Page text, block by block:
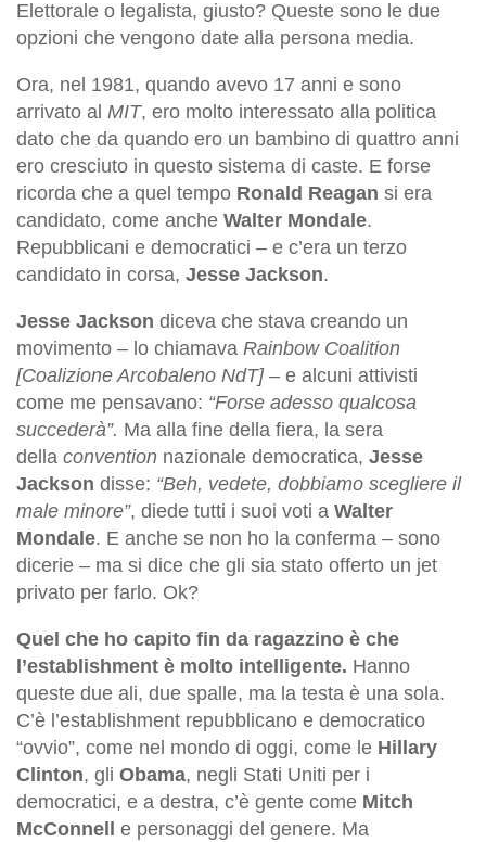
Elettorale o legalista, giusto? Queste sono le due
opzioni che vengono date alla persona media.
Ora, nel 1981, quando avevo 17 anni e sono
arrivato al MIT, ero molto interessato alla politica
dato che da quando ero un bambino di quattro anni
ero cresciuto in questo sistema di caste. E forse
ricorda che a quel tempo Ronald Reagan si era
candidato, come anche Walter Mondale.
Repubblicani e democratici – e c’era un terzo
candidato in corsa, Jesse Jackson.
Jesse Jackson diceva che stava creando un
movimento – lo chiamava Rainbow Coalition
[Coalizione Arcobaleno NdT]– e alcuni attivisti
come me pensavano: “Forse adesso qualcosa
succederà”. Ma alla fine della fiera, la sera
della convention nazionale democratica, Jesse
Jackson disse: “Beh, vedete, dobbiamo scegliere il
male minore”, diede tutti i suoi voti a Walter
Mondale. E anche se non ho la conferma – sono
dicerie – ma si dice che gli sia stato offerto un jet
privato per farlo. Ok?
Quel che ho capito fin da ragazzino è che
l’establishment è molto intelligente. Hanno
queste due ali, due spalle, ma la testa è una sola.
C’è l’establishment repubblicano e democratico
“ovvio”, come nel mondo di oggi, come le Hillary
Clinton, gli Obama, negli Stati Uniti per i
democratici, e a destra, c’è gente come Mitch
McConnell
e personaggi del genere. Ma